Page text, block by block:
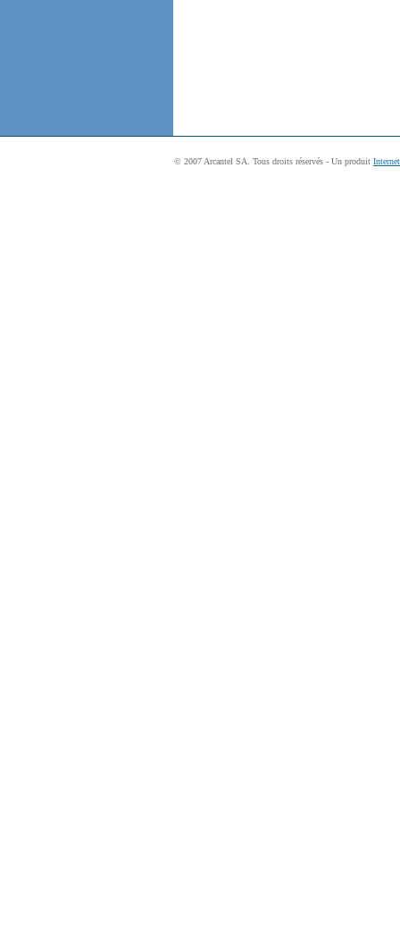
© 2007 Arcantel SA. Tous droits réservés - Un produit